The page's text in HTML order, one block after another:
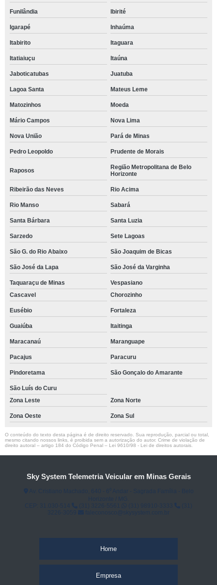
Funilândia Ibirité
Igarapé Inhaúma
Itabirito Itaguara
Itatiaiuçu Itaúna
Jaboticatubas Juatuba
Lagoa Santa Mateus Leme
Matozinhos Moeda
Mário Campos Nova Lima
Nova União Pará de Minas
Pedro Leopoldo Prudente de Morais
Raposos
Região Metropolitana de Belo
Horizonte
Ribeirão das Neves Rio Acima
Rio Manso Sabará
Santa Bárbara Santa Luzia
Sarzedo Sete Lagoas
São G. do Rio Abaixo São Joaquim de Bicas
São José da Lapa São José da Varginha
Taquaraçu de Minas
Vespasiano
Cascavel
Chorozinho
Eusébio Fortaleza
Guaiúba Itaitinga
Maracanaú Maranguape
Pacajus Paracuru
Pindoretama São Gonçalo do Amarante
São Luís do Curu
Zona Leste
Zona Norte
Zona Oeste Zona Sul
O conteúdo do texto desta página é de direito reservado. Sua reprodução, parcial ou total,
mesmo citando nossos links, é proibida sem a autorização do autor. Crime de violação de
direito autoral – artigo 184 do Código Penal – Lei 9610/98 - Lei de direitos autorais
Sky System Telemetria Veicular em Minas Gerais
Home
Empresa